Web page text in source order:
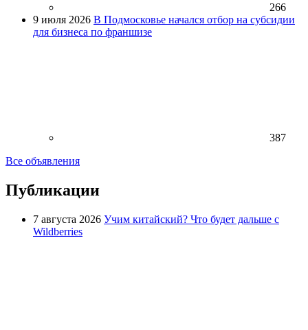
266
9 июля 2026 В Подмосковье начался отбор на субсидии
для бизнеса по франшизе
387
Все объявления
Публикации
7 августа 2026 Учим китайский? Что будет дальше с
Wildberries